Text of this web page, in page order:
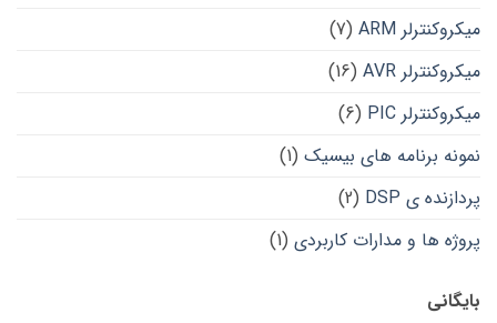
میکروکنترلر ARM
(7)
میکروکنترلر AVR
(16)
میکروکنترلر PIC
(6)
نمونه برنامه های بیسیک (1)
پردازنده ی DSP
(2)
پروژه ها و مدارات کاربردی (1)
بایگانی